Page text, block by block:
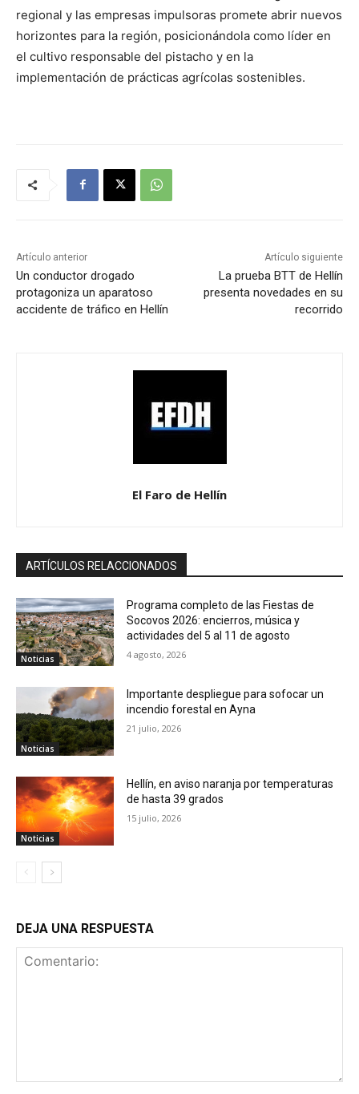
regional y las empresas impulsoras promete abrir nuevos
horizontes para la región, posicionándola como líder en
el cultivo responsable del pistacho y en la
implementación de prácticas agrícolas sostenibles.
Artículo anterior
Un conductor drogado
protagoniza un aparatoso
accidente de tráfico en Hellín
Artículo siguiente
La prueba BTT de Hellín
presenta novedades en su
recorrido
El Faro de Hellín
ARTÍCULOS RELACCIONADOS
Noticias
Programa completo de las Fiestas de
Socovos 2026: encierros, música y
actividades del 5 al 11 de agosto
4 agosto, 2026
Noticias
Importante despliegue para sofocar un
incendio forestal en Ayna
21 julio, 2026
Noticias
Hellín, en aviso naranja por temperaturas
de hasta 39 grados
15 julio, 2026
DEJA UNA RESPUESTA